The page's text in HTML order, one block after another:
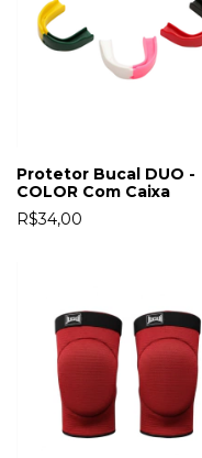
Protetor Bucal DUO -
COLOR Com Caixa
R$34,00